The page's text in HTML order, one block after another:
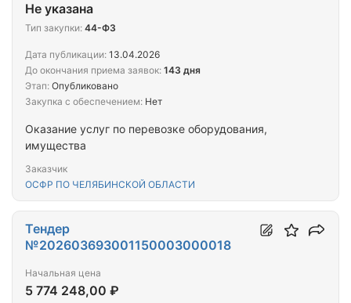
Оказание услуг по перевозке оборудования,
имущества
Заказчик
ОСФР ПО ЧЕЛЯБИНСКОЙ ОБЛАСТИ
Не указана
Тип закупки: 44-ФЗ
Дата публикации: 13.04.2026
До окончания приема заявок: 143 дня
Этап: Опубликовано
Закупка с обеспечением: Нет
Тендер
№202603693001150003000018
Начальная цена
5 774 248,00 ₽